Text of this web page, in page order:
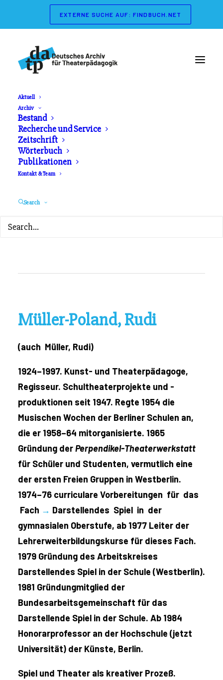
EXTERNE SUCHE AUF: FINDBUCH.NET
Aktuell
Archiv
Bestand
Recherche und Service
Zeitschrift
Wörterbuch
Publikationen
Kontakt & Team
Search
Wörterbuch der
Theaterpädagogik
Herausgeber: Gerd Koch, Marianne Streisand.
ZURÜCK ZUM INHALTSVERZEICHNIS
Müller-Poland, Rudi
(auch Müller, Rudi)
1924–1997. Kunst- und Theaterpädagoge,
Regisseur. Schultheaterprojekte und -
produktionen seit 1947. Regte 1954 die
Musischen Wochen der Berliner Schulen an,
die er 1958–64 mitorganisierte. 1965
Gründung derPerpendikel-Theaterwerkstatt
für Schüler und Studenten, vermutlich eine
der ersten Freien Gruppen in Westberlin.
1974–76 curriculare Vorbereitungen für das
Fach → Darstellendes Spiel in der
gymnasialen Oberstufe, ab 1977 Leiter der
Lehrerweiterbildungskurse für dieses Fach.
1979 Gründung des Arbeitskreises
Darstellendes Spiel in der Schule (Westberlin).
1981 Gründungmitglied der
Bundesarbeitsgemeinschaft für das
Darstellende Spiel in der Schule. Ab 1984
Honorarprofessor an der Hochschule (jetzt
Universität) der Künste, Berlin.
Spiel und Theater als kreativer Prozeß.